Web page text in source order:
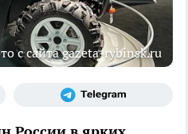
с сайта gazeta-rybinsk.ru